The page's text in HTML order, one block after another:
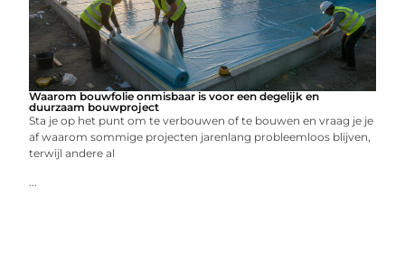
Waarom bouwfolie onmisbaar is voor een degelijk en
duurzaam bouwproject
Sta je op het punt om te verbouwen of te bouwen en vraag je je
af waarom sommige projecten jarenlang probleemloos blijven,
terwijl andere al
...